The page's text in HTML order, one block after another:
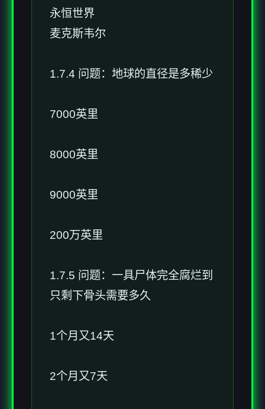
永恒世界
麦克斯韦尔
1.7.4 问题：地球的直径是多稀少
7000英里
8000英里
9000英里
200万英里
1.7.5 问题：一具尸体完全腐烂到
只剩下骨头需要多久
1个月又14天
2个月又7天